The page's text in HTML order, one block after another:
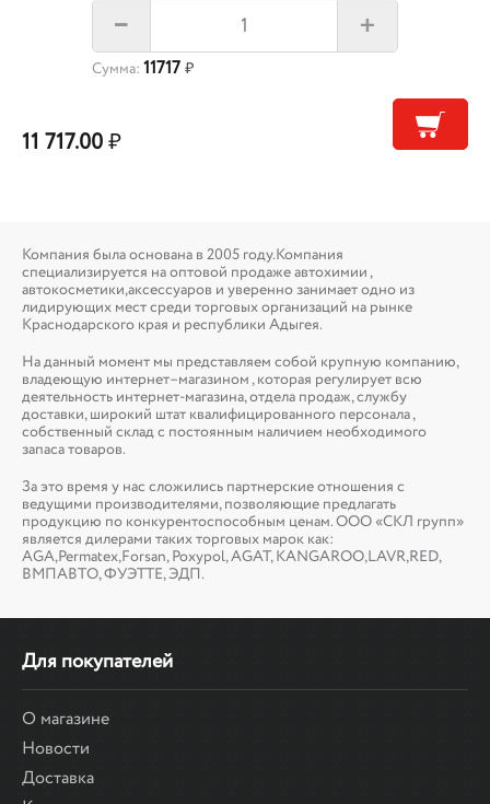
– +
Сумма: 11717 ₽
11 717.00₽
Компания была основана в 2005 году.Компания
специализируется на оптовой продаже автохимии ,
автокосметики,аксессуаров и уверенно занимает одно из
лидирующих мест среди торговых организаций на рынке
Краснодарского края и республики Адыгея.
На данный момент мы представляем собой крупную компанию,
владеющую интернет–магазином , которая регулирует всю
деятельность интернет-магазина, отдела продаж, службу
доставки, широкий штат квалифицированного персонала ,
собственный склад c постоянным наличием необходимого
запаса товаров.
За это время у нас сложились партнерские отношения с
ведущими производителями, позволяющие предлагать
продукцию по конкурентоспособным ценам. ООО «СКЛ групп»
является дилерами таких торговых марок как:
AGA,Permatex,Forsan, Poxypol, AGAT, KANGAROO,LAVR,RED,
ВМПАВТО, ФУЭТТЕ, ЭДП.
Для покупателей
О магазине
Новости
Доставка